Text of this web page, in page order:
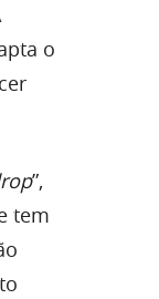
o
”,
tem